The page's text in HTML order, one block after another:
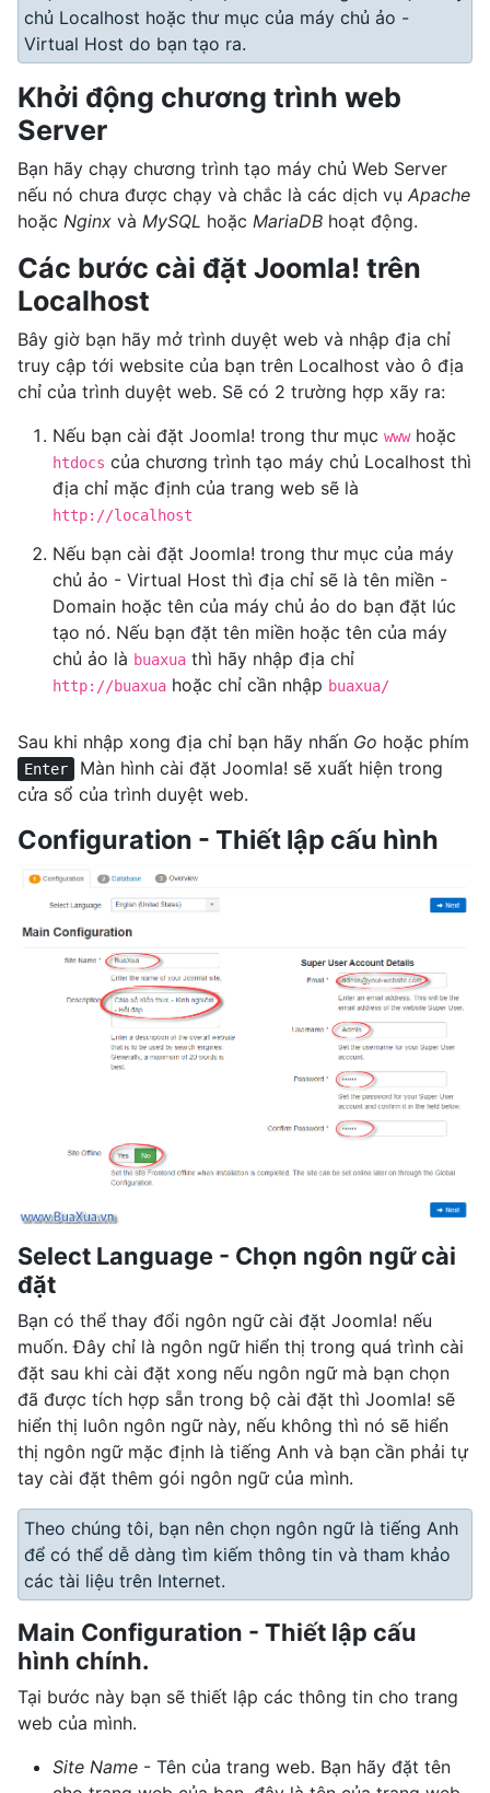
chủ Localhost hoặc thư mục của máy chủ ảo -
Virtual Host do bạn tạo ra.
Khởi động chương trình web
Server
Bạn hãy chạy chương trình tạo máy chủ Web Server
nếu nó chưa được chạy và chắc là các dịch vụ Apache
hoặc Nginx và MySQL hoặc MariaDB hoạt động.
Các bước cài đặt Joomla! trên
Localhost
Bây giờ bạn hãy mở trình duyệt web và nhập địa chỉ
truy cập tới website của bạn trên Localhost vào ô địa
chỉ của trình duyệt web. Sẽ có 2 trường hợp xãy ra:
Nếu bạn cài đặt Joomla! trong thư mục wwwhoặc
htdocs của chương trình tạo máy chủ Localhost thì
địa chỉ mặc định của trang web sẽ là
http://localhost
Nếu bạn cài đặt Joomla! trong thư mục của máy
chủ ảo - Virtual Host thì địa chỉ sẽ là tên miền -
Domain hoặc tên của máy chủ ảo do bạn đặt lúc
tạo nó. Nếu bạn đặt tên miền hoặc tên của máy
chủ ảo là buaxua thì hãy nhập địa chỉ
http://buaxua hoặc chỉ cần nhập buaxua/
Sau khi nhập xong địa chỉ bạn hãy nhấn Go hoặc phím
Enter
Màn hình cài đặt Joomla! sẽ xuất hiện trong
cửa sổ của trình duyệt web.
Configuration - Thiết lập cấu hình
Select Language - Chọn ngôn ngữ cài
đặt
Bạn có thể thay đổi ngôn ngữ cài đặt Joomla! nếu
muốn. Đây chỉ là ngôn ngữ hiển thị trong quá trình cài
đặt sau khi cài đặt xong nếu ngôn ngữ mà bạn chọn
đã được tích hợp sẵn trong bộ cài đặt thì Joomla! sẽ
hiển thị luôn ngôn ngữ này, nếu không thì nó sẽ hiển
thị ngôn ngữ mặc định là tiếng Anh và bạn cần phải tự
tay cài đặt thêm gói ngôn ngữ của mình.
Theo chúng tôi, bạn nên chọn ngôn ngữ là tiếng Anh
để có thể dễ dàng tìm kiếm thông tin và tham khảo
các tài liệu trên Internet.
Main Configuration - Thiết lập cấu
hình chính.
Tại bước này bạn sẽ thiết lập các thông tin cho trang
web của mình.
Site Name - Tên của trang web. Bạn hãy đặt tên